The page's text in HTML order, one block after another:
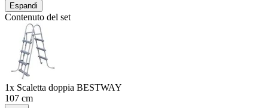
Espandi
Contenuto del set
1x Scaletta doppia BESTWAY
107 cm